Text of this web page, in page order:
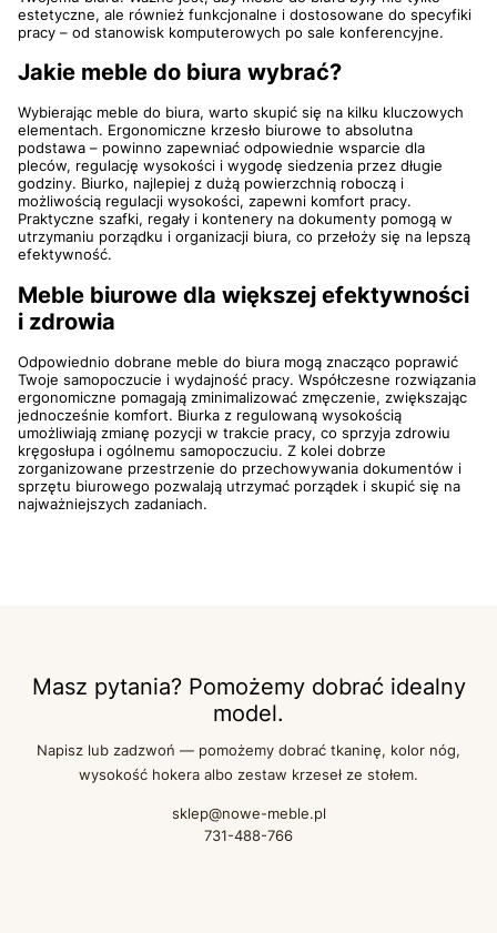
estetyczne, ale również funkcjonalne i dostosowane do specyfiki
pracy – od stanowisk komputerowych po sale konferencyjne.
Jakie meble do biura wybrać?
Wybierając meble do biura, warto skupić się na kilku kluczowych
elementach. Ergonomiczne krzesło biurowe to absolutna
podstawa – powinno zapewniać odpowiednie wsparcie dla
pleców, regulację wysokości i wygodę siedzenia przez długie
godziny. Biurko, najlepiej z dużą powierzchnią roboczą i
możliwością regulacji wysokości, zapewni komfort pracy.
Praktyczne szafki, regały i kontenery na dokumenty pomogą w
utrzymaniu porządku i organizacji biura, co przełoży się na lepszą
efektywność.
Meble biurowe dla większej efektywności
i zdrowia
Odpowiednio dobrane meble do biura mogą znacząco poprawić
Twoje samopoczucie i wydajność pracy. Współczesne rozwiązania
ergonomiczne pomagają zminimalizować zmęczenie, zwiększając
jednocześnie komfort. Biurka z regulowaną wysokością
umożliwiają zmianę pozycji w trakcie pracy, co sprzyja zdrowiu
kręgosłupa i ogólnemu samopoczuciu. Z kolei dobrze
zorganizowane przestrzenie do przechowywania dokumentów i
sprzętu biurowego pozwalają utrzymać porządek i skupić się na
najważniejszych zadaniach.
Masz pytania? Pomożemy dobrać idealny
model.
Napisz lub zadzwoń — pomożemy dobrać tkaninę, kolor nóg,
wysokość hokera albo zestaw krzeseł ze stołem.
sklep@nowe-meble.pl
731-488-766